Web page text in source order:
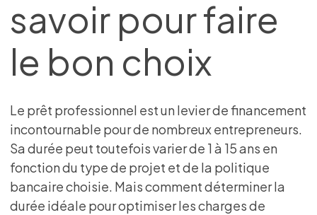
savoir pour faire
le bon choix
Le prêt professionnel est un levier de financement
incontournable pour de nombreux entrepreneurs.
Sa durée peut toutefois varier de 1 à 15 ans en
fonction du type de projet et de la politique
bancaire choisie. Mais comment déterminer la
durée idéale pour optimiser les charges de